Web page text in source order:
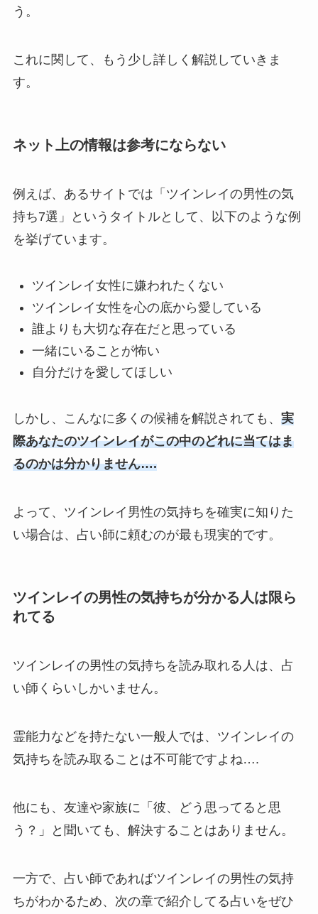
う。
これに関して、もう少し詳しく解説していきま
す。
ネット上の情報は参考にならない
例えば、あるサイトでは「ツインレイの男性の気
持ち7選」というタイトルとして、以下のような例
を挙げています。
ツインレイ女性に嫌われたくない
ツインレイ女性を心の底から愛している
誰よりも大切な存在だと思っている
一緒にいることが怖い
自分だけを愛してほしい
しかし、こんなに多くの候補を解説されても、 実
際あなたのツインレイがこの中のどれに当てはま
るのかは分かりません….
よって、ツインレイ男性の気持ちを確実に知りた
い場合は、占い師に頼むのが最も現実的です。
ツインレイの男性の気持ちが分かる人は限ら
れてる
ツインレイの男性の気持ちを読み取れる人は、占
い師くらいしかいません。
霊能力などを持たない一般人では、ツインレイの
気持ちを読み取ることは不可能ですよね….
他にも、友達や家族に「彼、どう思ってると思
う？」と聞いても、解決することはありません。
一方で、占い師であればツインレイの男性の気持
ちがわかるため、次の章で紹介してる占いをぜひ